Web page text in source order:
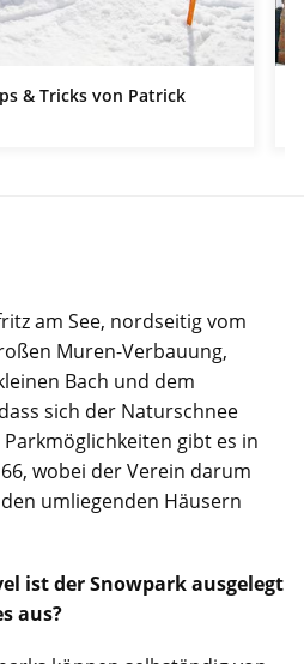
& Tricks von Patrick
am See, nordseitig vom
Muren-Verbauung,
Bach und dem
sich der Naturschnee
gibt es in
wobei der Verein darum
umliegenden Häusern
ist der Snowpark ausgelegt
aus?